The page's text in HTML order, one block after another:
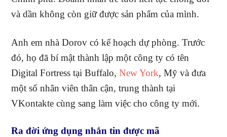
và dần không còn giữ được sản phẩm của mình.
Anh em nhà Dorov có kế hoạch dự phòng. Trước
đó, họ đã bí mật thành lập một công ty có tên
Digital Fortress tại Buffalo,New York, Mỹ và đưa
một số nhân viên thân cận, trung thành tại
VKontakte cùng sang làm việc cho công ty mới.
Ra đời ứng dụng nhắn tin được mã